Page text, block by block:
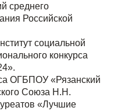
среднего
Российской
социальной
конкурса
ОГБПОУ «Рязанский
Союза Н.Н.
«Лучшие